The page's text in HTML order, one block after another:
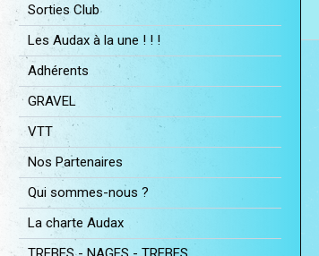
Sorties Club
Les Audax à la une ! ! !
Adhérents
GRAVEL
VTT
Nos Partenaires
Qui sommes-nous ?
La charte Audax